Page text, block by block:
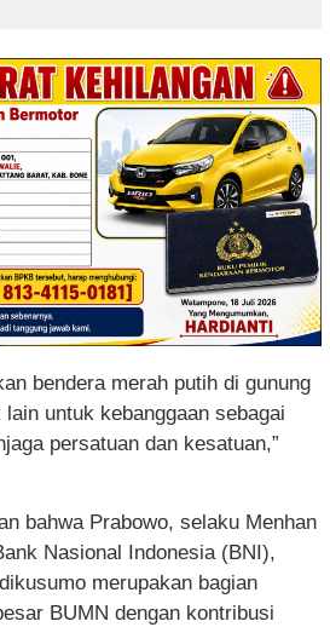
bendera merah putih di gunung
untuk kebanggaan sebagai
persatuan dan kesatuan,”
bahwa Prabowo, selaku Menhan
Nasional Indonesia (BNI),
merupakan bagian
BUMN dengan kontribusi